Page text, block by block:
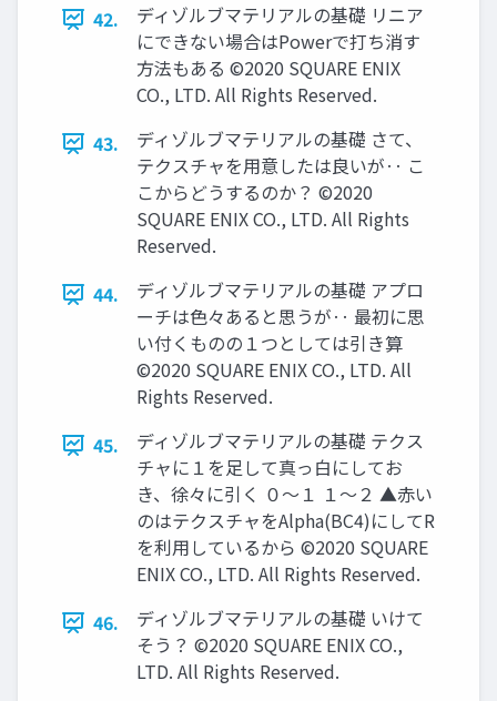
42.
ディゾルブマテリアルの基礎 リニア
にできない場合はPowerで打ち消す
方法もある ©2020 SQUARE ENIX
CO., LTD. All Rights Reserved.
43.
ディゾルブマテリアルの基礎 さて、
テクスチャを用意したは良いが‥ こ
こからどうするのか？ ©2020
SQUARE ENIX CO., LTD. All Rights
Reserved.
44.
ディゾルブマテリアルの基礎 アプロ
ーチは色々あると思うが‥ 最初に思
い付くものの１つとしては引き算
©2020 SQUARE ENIX CO., LTD. All
Rights Reserved.
45.
ディゾルブマテリアルの基礎 テクス
チャに１を足して真っ白にしてお
き、徐々に引く ０～１ １～２ ▲赤い
のはテクスチャをAlpha(BC4)にしてR
を利用しているから ©2020 SQUARE
ENIX CO., LTD. All Rights Reserved.
46.
ディゾルブマテリアルの基礎 いけて
そう？ ©2020 SQUARE ENIX CO.,
LTD. All Rights Reserved.